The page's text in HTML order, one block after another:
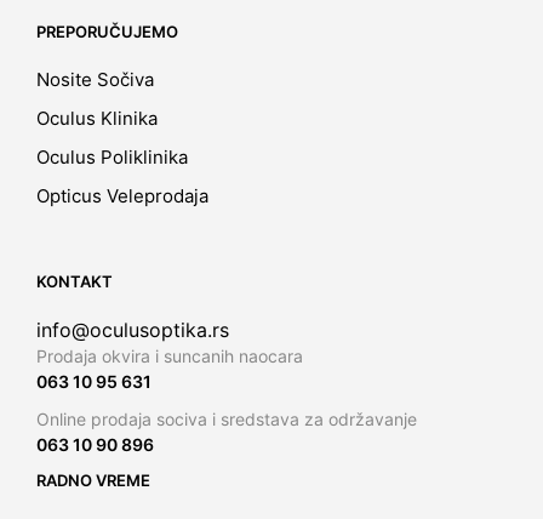
PREPORUČUJEMO
Nosite Sočiva
Oculus Klinika
Oculus Poliklinika
Opticus Veleprodaja
KONTAKT
info@oculusoptika.rs
Prodaja okvira i suncanih naocara
063 10 95 631
Online prodaja sociva i sredstava za održavanje
063 10 90 896
RADNO VREME